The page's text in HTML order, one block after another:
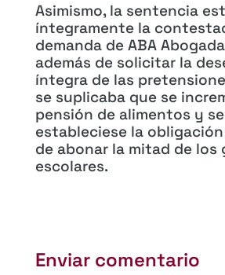
Asimismo, la sentencia
íntegramente la
demanda de ABA
además de solicitar la
íntegra de las
se suplicaba que se
pensión de alimentos y se
estableciese la
de abonar la mitad de los
escolares.
Enviar comentario